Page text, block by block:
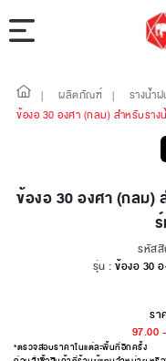
| ผลิตภัณฑ์ | รางน้ำ
ข้องอ 30 องศา (กลม) สำหรับรา
ข้องอ 30 องศา (กลม)
รหัส
รุ่น : ข้องอ 30
รา
97.00 -
*ตรวจสอบราคาในแต่ละพื้นที่อีกครั้ง